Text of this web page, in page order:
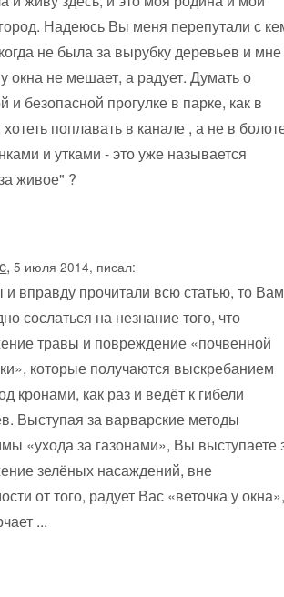
Надеюсь Вы меня перепутали с
не была за вырубку деревьев и мне
у окна не мешает, а радует. Думать о
и безопасной прогулке в парке, как в
хотеть поплавать в канале , а не в
и утками - это уже называется
живое" ?
,5 июля 2014, писал:
вправду прочитали всю статью, то Вам
сослаться на незнание того, что
травы и повреждение «почвенной
которые получаются выскребанием
кронами, как раз и ведёт к гибели
Выступая за варварские методы
«ухода за газонами», Вы выступаете
зелёных насаждений, вне
от того, радует Вас «веточка у
...